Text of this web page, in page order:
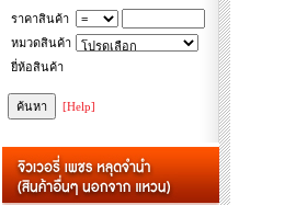
ราคาสินค้า
หมวดสินค้า
ยี่ห้อสินค้า
[Help]